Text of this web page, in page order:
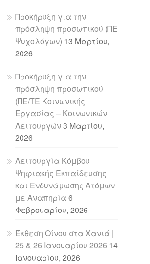
Προκήρυξη για την
πρόσληψη προσωπικού (ΠΕ
Ψυχολόγων) 13 Μαρτίου,
2026
Προκήρυξη για την
πρόσληψη προσωπικού
(ΠΕ/ΤΕ Κοινωνικής
Εργασίας – Κοινωνικών
Λειτουργών3 Μαρτίου,
2026
Λειτουργία Κόμβου
Ψηφιακής Εκπαίδευσης
και Ενδυνάμωσης Ατόμων
με Αναπηρία 6
Φεβρουαρίου, 2026
Έκθεση Οίνου στα Χανιά |
25 & 26 Ιανουαρίου 2026 14
Ιανουαρίου, 2026